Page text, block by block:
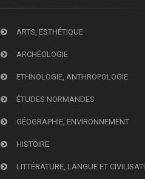
ARTS, ESTHÉTIQUE
ARCHÉOLOGIE
ETHNOLOGIE, ANTHROPOLOGIE
ÉTUDES NORMANDES
GÉOGRAPHIE, ENVIRONNEMENT
HISTOIRE
LITTÉRATURE, LANGUE ET